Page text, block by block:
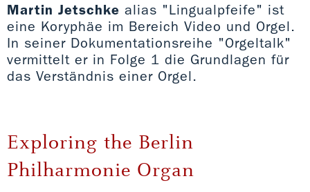
Martin Jetschke alias "Lingualpfeife" ist
eine Koryphäe im Bereich Video und Orgel.
In seiner Dokumentationsreihe "Orgeltalk"
vermittelt er in Folge 1 die Grundlagen für
das Verständnis einer Orgel.
Exploring the Berlin
Philharmonie Organ